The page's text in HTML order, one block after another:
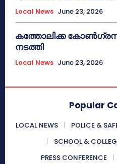
Local News June 23, 2026
കത്തോലിക്ക
നടത്തി
Local News June 23, 2026
Popular
LOCAL NEWS POLICE &
SCHOOL &
PRESS CONFERENCE